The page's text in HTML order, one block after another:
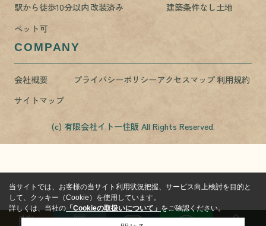
駅から徒歩10分以内改装済み
建築条件なし土地
ペット可
COMPANY
会社概要 プライバシーポリシーアクセスマップ利用規約
サイトマップ
(c) 有限会社イトー住販 All Rights Reserved.
当サイトでは、お客様の当サイト利用状況把握、サービス向上検討を目的と
して、クッキー（Cookie）を使用しています。
詳しくは、当社の「Cookieの取扱いについて」をご確認ください。